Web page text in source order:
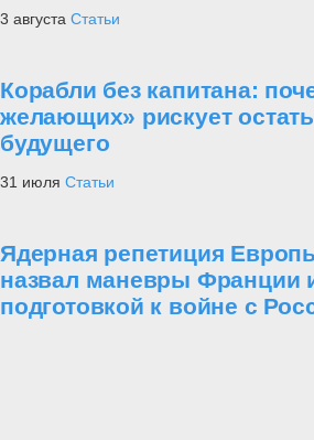
3 августа Статьи
Корабли без капитана:
желающих» рискует
будущего
31 июля Статьи
Ядерная репетиция
назвал маневры Франции
подготовкой к войне с